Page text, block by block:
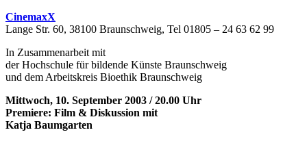
CinemaxX
Lange Str. 60, 38100 Braunschweig, Tel 01805 – 24 63 62 99
In Zusammenarbeit mit
der Hochschule für bildende Künste Braunschweig
und dem Arbeitskreis Bioethik Braunschweig
Mittwoch, 10. September 2003 / 20.00 Uhr
Premiere: Film & Diskussion mit
Katja Baumgarten